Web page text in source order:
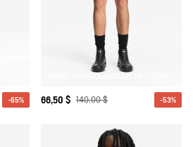
-65%
SHORT CHINO CLASSIQUE EN COTON
66,50 $ 140,00 $ -53%